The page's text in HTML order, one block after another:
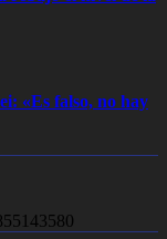
«Es falso, no hay